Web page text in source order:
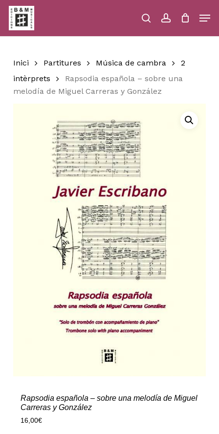
Skip
main
content
searchaccount
Close
Inici Partitures Música de cambra
2
intèrprets
Rapsodia española – sobre una
melodía de Miguel Carreras y González
Rapsodia española – sobre una melodía de Miguel
Carreras y González
16,00€
Menu